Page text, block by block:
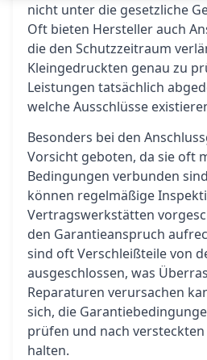
nicht unter die gesetzliche
Oft bieten Hersteller auch
die den Schutzzeitraum
Kleingedruckten genau zu
Leistungen tatsächlich
welche Ausschlüsse
Besonders bei den
Vorsicht geboten, da sie oft
Bedingungen verbunden
können regelmäßige
Vertragswerkstätten
den Garantieanspruch
sind oft Verschleißteile von
ausgeschlossen, was
Reparaturen verursachen
sich, die
prüfen und nach versteckten
halten.